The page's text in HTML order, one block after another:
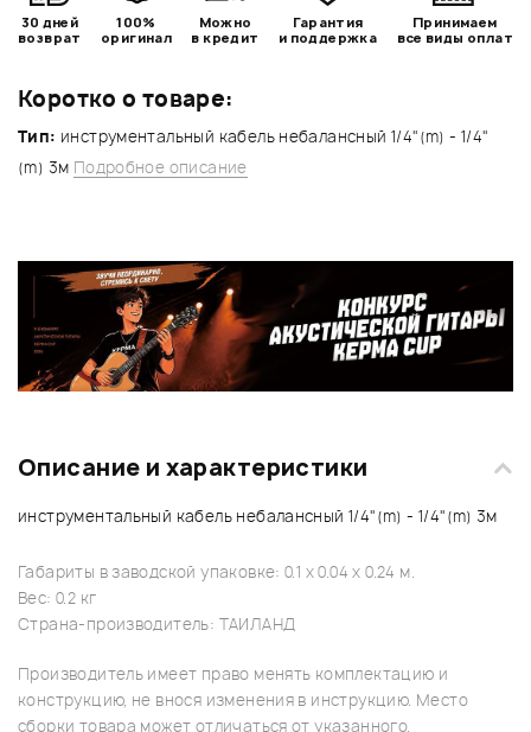
Коротко о товаре:
Тип: инструментальный кабель небалансный 1/4"(m) - 1/4"
(m) 3м Подробное описание
30 дней
возврат
100%
оригинал
Можно
в кредит
Гарантия
и поддержка
Принимаем
все виды оплат
Описание и характеристики
инструментальный кабель небалансный 1/4"(m) - 1/4"(m) 3м
Габариты в заводской упаковке: 0.1 x 0.04 x 0.24 м.
Вес: 0.2 кг
Страна-производитель: ТАИЛАНД
Производитель имеет право менять комплектацию и
конструкцию, не внося изменения в инструкцию. Место
сборки товара может отличаться от указанного.